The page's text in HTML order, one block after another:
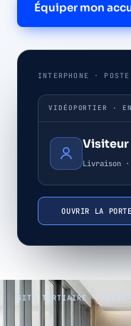
Équiper mon
INTERPHONE ·
VIDÉOPORTIER ·
Visiteur
Livraison ·
OUVRIR LA PORTE
SITE TERTIAIRE ·